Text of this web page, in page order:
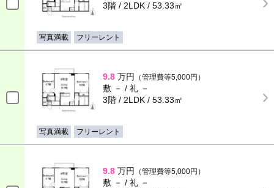
3階 / 2LDK / 53.33㎡
写真満載 フリーレント
9.8 万円 （管理費等5,000円）
敷 － / 礼 －
3階 / 2LDK / 53.33㎡
写真満載 フリーレント
9.8 万円 （管理費等5,000円）
敷 － / 礼 －